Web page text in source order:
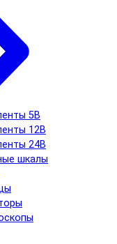
5В
12В
24В
шкалы